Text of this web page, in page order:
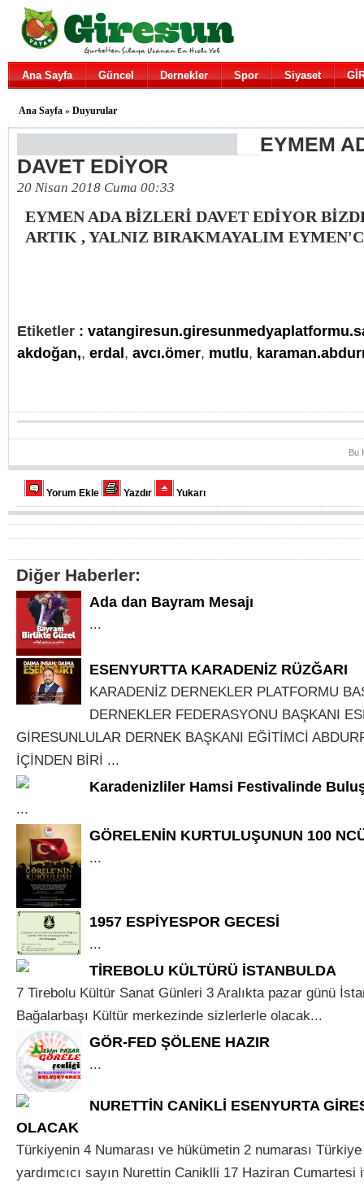
Ana Sayfa Güncel Dernekler Spor Siyaset
Ana Sayfa » Duyurular
EYMEM
DAVET EDİYOR
20 Nisan 2018 Cuma 00:33
EYMEN ADA BİZLERİ DAVET EDİYOR
ARTIK , YALNIZ BIRAKMAYALIM
Etiketler :
akdoğan,, erdal, avcı.ömer, mutlu,
Bu
Yorum Ekle Yazdır Yukarı
Diğer Haberler:
Ada dan Bayram Mesajı
...
ESENYURTTA KARADENİZ RÜZĞARI
KARADENİZ DERNEKLER PLATFORMU
DERNEKLER FEDERASYONU BAŞKANI
GİRESUNLULAR DERNEK BAŞKANI EĞİTİMCİ
İÇİNDEN BİRİ ...
Karadenizliler Hamsi Festivalinde
...
GÖRELENİN KURTULUŞUNUN 100
...
1957 ESPİYESPOR GECESİ
...
TİREBOLU KÜLTÜRÜ İSTANBULDA
7 Tirebolu Kültür Sanat Günleri 3 Aralıkta pazar günü
Bağalarbaşı Kültür merkezinde sizlerlerle olacak...
GÖR-FED ŞÖLENE HAZIR
...
NURETTİN CANİKLİ ESENYURTA
OLACAK
Türkiyenin 4 Numarası ve hükümetin 2 numarası
yardımcıcı sayın Nurettin Caniklli 17 Haziran Cumartesi